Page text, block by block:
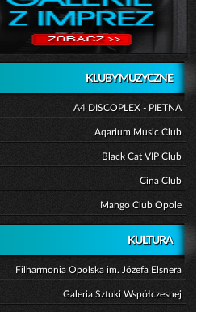
KLUBY MUZYCZNE
A4 DISCOPLEX - PIETNA
Aqarium Music Club
Black Cat VIP Club
Cina Club
Mango Club Opole
KULTURA
Filharmonia Opolska im. Józefa Elsnera
Galeria Sztuki Współczesnej